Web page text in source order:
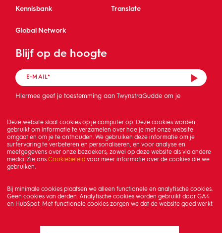
Deze website slaat cookies op je computer op. Deze cookies worden
gebruikt om informatie te verzamelen over hoe je met onze website
omgaat en om je te onthouden. We gebruiken deze informatie om je
surfervaring te verbeteren en personaliseren, en voor analyse en
meetgegevens over onze bezoekers, zowel op deze website als via andere
media. Zie ons Cookiebeleid voor meer informatie over de cookies die we
gebruiken.
Bij minimale cookies plaatsen we alleen functionele en analytische cookies.
Geen cookies van derden. Analytische cookies worden gebruikt door GA4
en HubSpot. Met functionele cookies zorgen we dat de website goed werkt.
Kennisbank Translate
Global Network
Blijf op de hoogte
Hiermee geef je toestemming aan TwynstraGudde om je